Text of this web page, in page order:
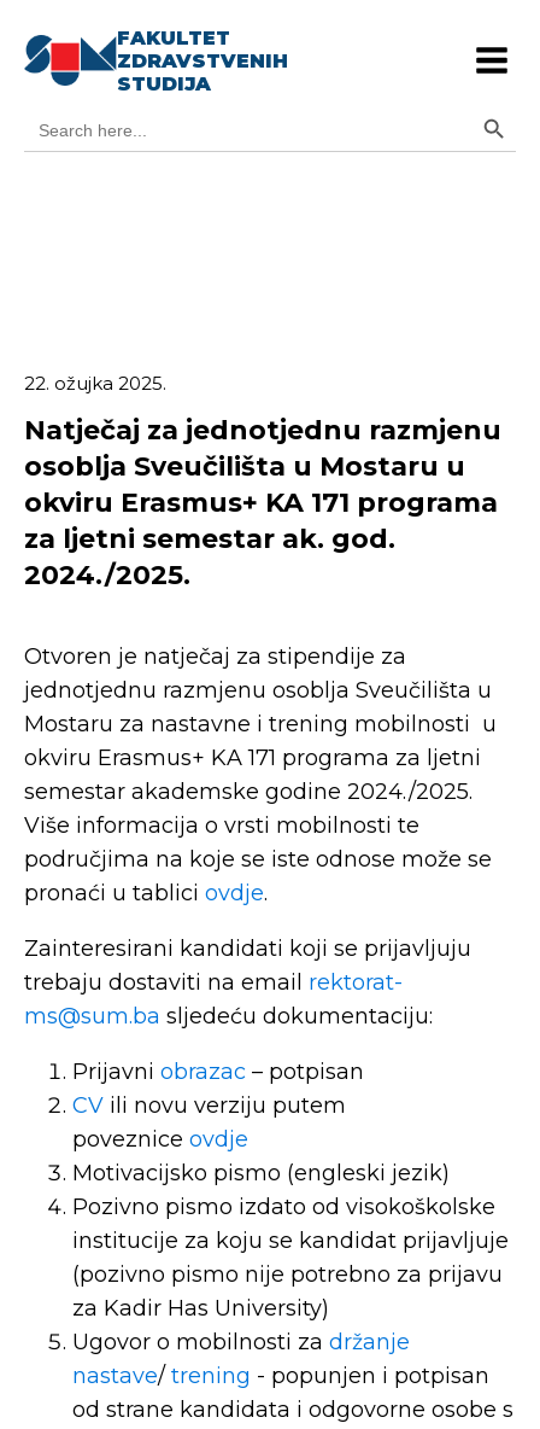
FAKULTET
ZDRAVSTVENIH
STUDIJA
for:
22. ožujka 2025.
Natječaj za jednotjednu razmjenu
osoblja Sveučilišta u Mostaru u
okviru Erasmus+ KA 171 programa
za ljetni semestar ak. god.
2024./2025.
Otvoren je natječaj za stipendije za
jednotjednu razmjenu osoblja Sveučilišta u
Mostaru za nastavne i trening mobilnosti u
okviru Erasmus+ KA 171 programa za ljetni
semestar akademske godine 2024./2025.
Više informacija o vrsti mobilnosti te
područjima na koje se iste odnose može se
pronaći u tablici ovdje.
Zainteresirani kandidati koji se prijavljuju
trebaju dostaviti na email rektorat-
ms@sum.ba sljedeću dokumentaciju:
Prijavni obrazac – potpisan
CV ili novu verziju putem
poveznice ovdje
Motivacijsko pismo (engleski jezik)
Pozivno pismo izdato od visokoškolske
institucije za koju se kandidat prijavljuje
(pozivno pismo nije potrebno za prijavu
za Kadir Has University)
Ugovor o mobilnosti za držanje
nastave/ trening - popunjen i potpisan
od strane kandidata i odgovorne osobe s